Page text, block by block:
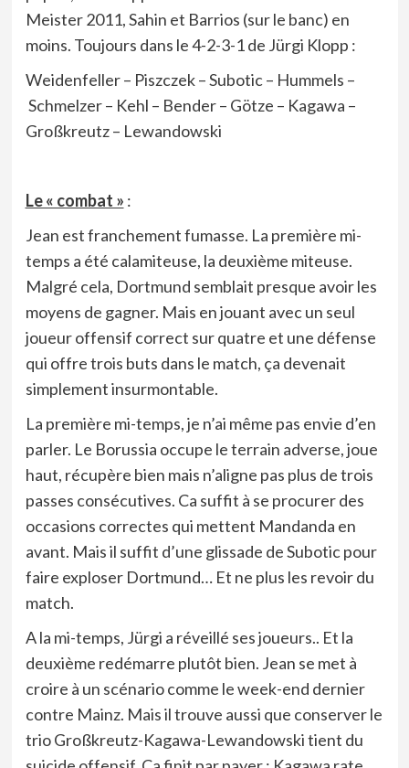
Meister 2011, Sahin et Barrios (sur le banc) en
moins. Toujours dans le 4-2-3-1 de Jürgi Klopp :
Weidenfeller – Piszczek – Subotic – Hummels –
Schmelzer – Kehl – Bender – Götze – Kagawa –
Großkreutz – Lewandowski
Le « combat » :
Jean est franchement fumasse. La première mi-
temps a été calamiteuse, la deuxième miteuse.
Malgré cela, Dortmund semblait presque avoir les
moyens de gagner. Mais en jouant avec un seul
joueur offensif correct sur quatre et une défense
qui offre trois buts dans le match, ça devenait
simplement insurmontable.
La première mi-temps, je n’ai même pas envie d’en
parler. Le Borussia occupe le terrain adverse, joue
haut, récupère bien mais n’aligne pas plus de trois
passes consécutives. Ca suffit à se procurer des
occasions correctes qui mettent Mandanda en
avant. Mais il suffit d’une glissade de Subotic pour
faire exploser Dortmund… Et ne plus les revoir du
match.
A la mi-temps, Jürgi a réveillé ses joueurs.. Et la
deuxième redémarre plutôt bien. Jean se met à
croire à un scénario comme le week-end dernier
contre Mainz. Mais il trouve aussi que conserver le
trio Großkreutz-Kagawa-Lewandowski tient du